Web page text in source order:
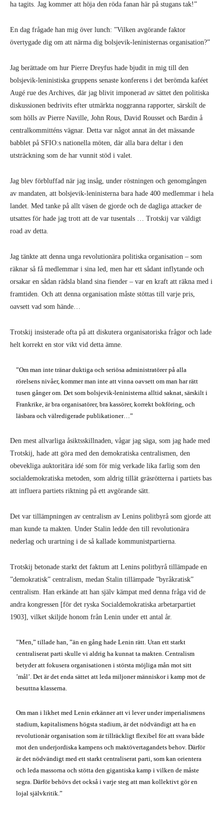
ha tagits. Jag kommer att höja den röda fanan här på stugans tak!”
En dag frågade han mig över lunch: ”Vilken avgörande faktor
övertygade dig om att närma dig bolsjevik-leninisternas organisation?”
Jag berättade om hur Pierre Dreyfus hade bjudit in mig till den
bolsjevik-leninistiska gruppens senaste konferens i det berömda kaféet
Augé rue des Archives, där jag blivit imponerad av sättet den politiska
diskussionen bedrivits efter utmärkta noggranna rapporter, särskilt de
som hölls av Pierre Naville, John Rous, David Rousset och Bardin å
centralkommitténs vägnar. Detta var något annat än det mässande
babblet på SFIO:s nationella möten, där alla bara deltar i den
utsträckning som de har vunnit stöd i valet.
Jag blev förbluffad när jag insåg, under röstningen och genomgången
av mandaten, att bolsjevik-leninisterna bara hade 400 medlemmar i hela
landet. Med tanke på allt väsen de gjorde och de dagliga attacker de
utsattes för hade jag trott att de var tusentals … Trotskij var väldigt
road av detta.
Jag tänkte att denna unga revolutionära politiska organisation – som
räknar så få medlemmar i sina led, men har ett sådant inflytande och
orsakar en sådan rädsla bland sina fiender – var en kraft att räkna med i
framtiden. Och att denna organisation måste stöttas till varje pris,
oavsett vad som hände…
Trotskij insisterade ofta på att diskutera organisatoriska frågor och lade
helt korrekt en stor vikt vid detta ämne.
”Om man inte tränar duktiga och seriösa administratörer på alla
rörelsens nivåer, kommer man inte att vinna oavsett om man har rätt
tusen gånger om. Det som bolsjevik-leninisterna alltid saknat, särskilt i
Frankrike, är bra organisatörer, bra kassörer, korrekt bokföring, och
läsbara och välredigerade publikationer…”
Den mest allvarliga åsiktsskillnaden, vågar jag säga, som jag hade med
Trotskij, hade att göra med den demokratiska centralismen, den
obevekliga auktoritära idé som för mig verkade lika farlig som den
socialdemokratiska metoden, som aldrig tillät gräsrötterna i partiets bas
att influera partiets riktning på ett avgörande sätt.
Det var tillämpningen av centralism av Lenins politbyrå som gjorde att
man kunde ta makten. Under Stalin ledde den till revolutionära
nederlag och urartning i de så kallade kommunistpartierna.
Trotskij betonade starkt det faktum att Lenins politbyrå tillämpade en
”demokratisk” centralism, medan Stalin tillämpade ”byråkratisk”
centralism. Han erkände att han själv kämpat med denna fråga vid de
andra kongressen [för det ryska Socialdemokratiska arbetarpartiet
1903], vilket skiljde honom från Lenin under ett antal år.
”Men,” tillade han, ”än en gång hade Lenin rätt. Utan ett starkt
centraliserat parti skulle vi aldrig ha kunnat ta makten. Centralism
betyder att fokusera organisationen i största möjliga mån mot sitt
’mål’. Det är det enda sättet att leda miljoner människor i kamp mot de
besuttna klasserna.
Om man i likhet med Lenin erkänner att vi lever under imperialismens
stadium, kapitalismens högsta stadium, är det nödvändigt att ha en
revolutionär organisation som är tillräckligt flexibel för att svara både
mot den underjordiska kampens och maktövertagandets behov. Därför
är det nödvändigt med ett starkt centraliserat parti, som kan orientera
och leda massorna och stötta den gigantiska kamp i vilken de måste
segra. Därför behövs det också i varje steg att man kollektivt gör en
lojal självkritik.”